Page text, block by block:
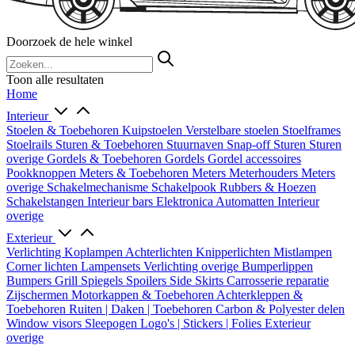
Doorzoek de hele winkel
Toon alle resultaten
Home
Interieur
Stoelen & Toebehoren Kuipstoelen Verstelbare stoelen Stoelframes
Stoelrails Sturen & Toebehoren Stuurnaven Snap-off Sturen Sturen
overige Gordels & Toebehoren Gordels Gordel accessoires
Pookknoppen Meters & Toebehoren Meters Meterhouders Meters
overige Schakelmechanisme Schakelpook Rubbers & Hoezen
Schakelstangen Interieur bars Elektronica Automatten Interieur
overige
Exterieur
Verlichting Koplampen Achterlichten Knipperlichten Mistlampen
Corner lichten Lampensets Verlichting overige Bumperlippen
Bumpers Grill Spiegels Spoilers Side Skirts Carrosserie reparatie
Zijschermen Motorkappen & Toebehoren Achterkleppen &
Toebehoren Ruiten | Daken | Toebehoren Carbon & Polyester delen
Window visors Sleepogen Logo's | Stickers | Folies Exterieur
overige